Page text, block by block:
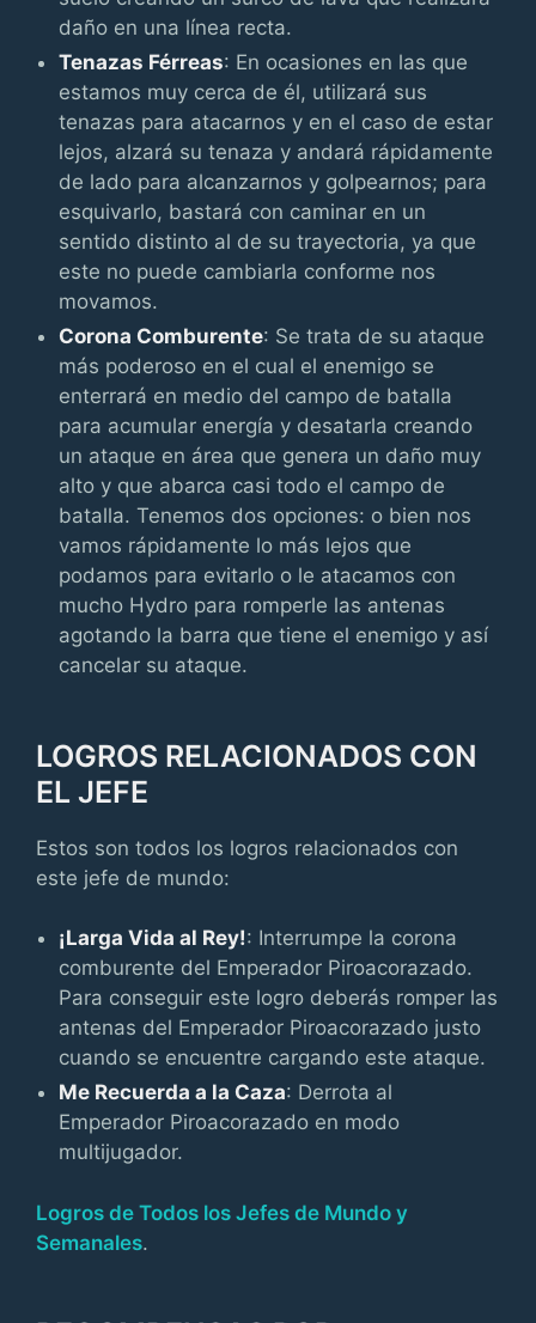
daño en una línea recta.
Tenazas Férreas: En ocasiones en las que
estamos muy cerca de él, utilizará sus
tenazas para atacarnos y en el caso de estar
lejos, alzará su tenaza y andará rápidamente
de lado para alcanzarnos y golpearnos; para
esquivarlo, bastará con caminar en un
sentido distinto al de su trayectoria, ya que
este no puede cambiarla conforme nos
movamos.
Corona Comburente: Se trata de su ataque
más poderoso en el cual el enemigo se
enterrará en medio del campo de batalla
para acumular energía y desatarla creando
un ataque en área que genera un daño muy
alto y que abarca casi todo el campo de
batalla. Tenemos dos opciones: o bien nos
vamos rápidamente lo más lejos que
podamos para evitarlo o le atacamos con
mucho Hydro para romperle las antenas
agotando la barra que tiene el enemigo y así
cancelar su ataque.
LOGROS RELACIONADOS CON
EL JEFE
Estos son todos los logros relacionados con
este jefe de mundo:
¡Larga Vida al Rey!: Interrumpe la corona
comburente del Emperador Piroacorazado.
Para conseguir este logro deberás romper las
antenas del Emperador Piroacorazado justo
cuando se encuentre cargando este ataque.
Me Recuerda a la Caza: Derrota al
Emperador Piroacorazado en modo
multijugador.
Logros de Todos los Jefes de Mundo y
Semanales.